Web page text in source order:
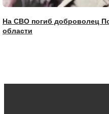
На СВО погиб доброволец
области